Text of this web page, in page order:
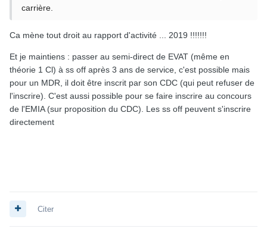
carrière.
Ca mène tout droit au rapport d'activité ... 2019 !!!!!!!
Et je maintiens : passer au semi-direct de EVAT (même en
théorie 1 Cl) à ss off après 3 ans de service, c'est possible mais
pour un MDR, il doit être inscrit par son CDC (qui peut refuser de
l'inscrire). C'est aussi possible pour se faire inscrire au concours
de l'EMIA (sur proposition du CDC). Les ss off peuvent s'inscrire
directement
Citer